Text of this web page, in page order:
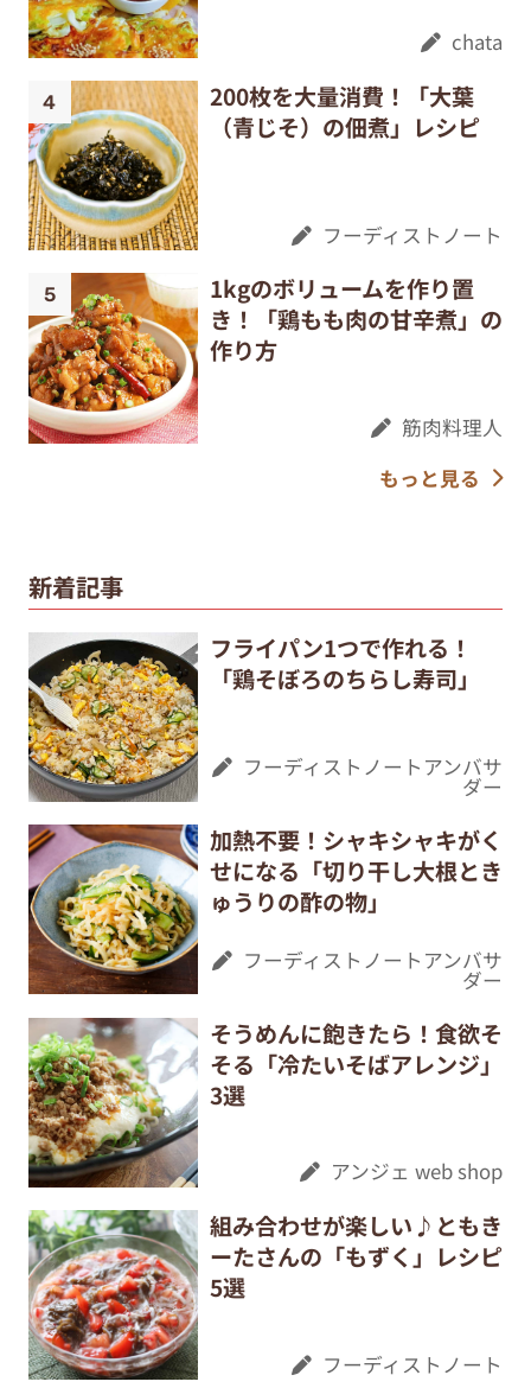
chata
200枚を大量消費！「大葉
（青じそ）の佃煮」レシピ
フーディストノート
1kgのボリュームを作り置
き！「鶏もも肉の甘辛煮」の
作り方
筋肉料理人
もっと見る
新着記事
フライパン1つで作れる！
「鶏そぼろのちらし寿司」
フーディストノートアンバサ
ダー
加熱不要！シャキシャキがく
せになる「切り干し大根とき
ゅうりの酢の物」
フーディストノートアンバサ
ダー
そうめんに飽きたら！食欲そ
そる「冷たいそばアレンジ」
3選
アンジェ web shop
組み合わせが楽しい♪ともき
ーたさんの「もずく」レシピ
5選
フーディストノート